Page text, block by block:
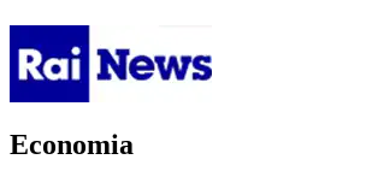
Economia